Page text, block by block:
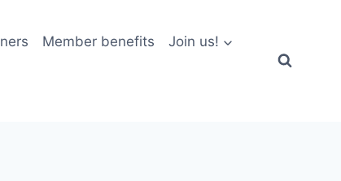
Member benefits Join us!